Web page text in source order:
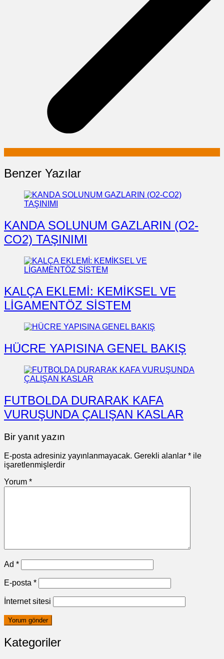
Benzer Yazılar
KANDA SOLUNUM GAZLARIN (O2-
CO2) TAŞINIMI
KALÇA EKLEMİ: KEMİKSEL VE
LİGAMENTÖZ SİSTEM
HÜCRE YAPISINA GENEL BAKIŞ
FUTBOLDA DURARAK KAFA
VURUŞUNDA ÇALIŞAN KASLAR
Bir yanıt yazın
E-posta adresiniz yayınlanmayacak. Gerekli alanlar * ile
işaretlenmişlerdir
Yorum *
Ad *
E-posta *
İnternet sitesi
Kategoriler